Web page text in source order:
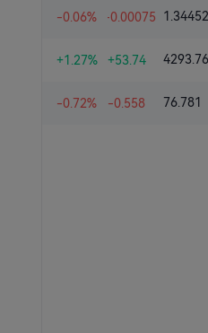
الأمريكي
1.34452
-0.00075
-0.06%
4293.76
+53.74
+1.27%
Light
76.781
-0.558
-0.72%